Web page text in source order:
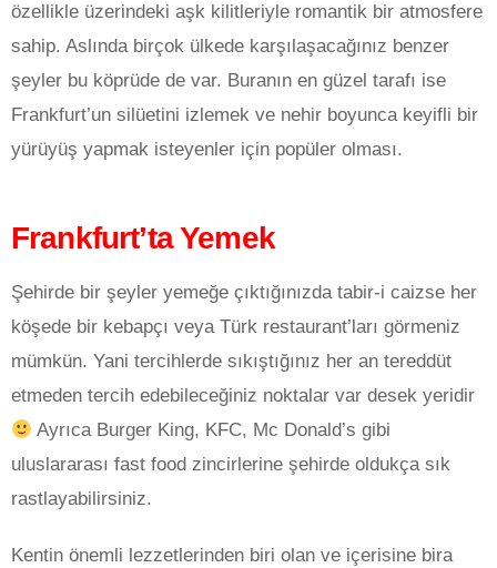
özellikle üzerindeki aşk kilitleriyle romantik bir atmosfere
sahip. Aslında birçok ülkede karşılaşacağınız benzer
şeyler bu köprüde de var. Buranın en güzel tarafı ise
Frankfurt’un silüetini izlemek ve nehir boyunca keyifli bir
yürüyüş yapmak isteyenler için popüler olması.
Frankfurt’ta Yemek
Şehirde bir şeyler yemeğe çıktığınızda tabir-i caizse her
köşede bir kebapçı veya Türk restaurant’ları görmeniz
mümkün. Yani tercihlerde sıkıştığınız her an tereddüt
etmeden tercih edebileceğiniz noktalar var desek yeridir
Ayrıca Burger King, KFC, Mc Donald’s gibi
uluslararası fast food zincirlerine şehirde oldukça sık
rastlayabilirsiniz.
Kentin önemli lezzetlerinden biri olan ve içerisine bira